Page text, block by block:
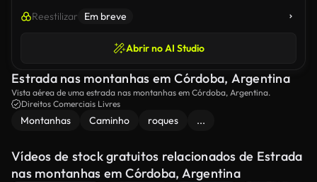
Reestilizar Em breve
Abrir no AI Studio
Estrada nas montanhas em Córdoba, Argentina
Vista aérea de uma estrada nas montanhas em Córdoba, Argentina.
Direitos Comerciais Livres
Montanhas Caminho roques ...
Vídeos de stock gratuitos relacionados de Estrada
nas montanhas em Córdoba, Argentina